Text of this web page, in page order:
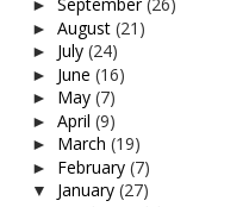
► September(26)
► August (21)
► July (24)
► June (16)
► May (7)
► April (9)
► March (19)
► February (7)
▼ January (27)